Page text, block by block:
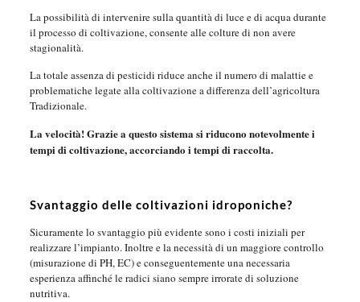
La possibilità di intervenire sulla quantità di luce e di acqua durante
il processo di coltivazione, consente alle colture di non avere
stagionalità.
La totale assenza di pesticidi riduce anche il numero di malattie e
problematiche legate alla coltivazione a differenza dell’agricoltura
Tradizionale.
La velocità! Grazie a questo sistema si riducono notevolmente i
tempi di coltivazione, accorciando i tempi di raccolta.
Svantaggio delle coltivazioni idroponiche?
Sicuramente lo svantaggio più evidente sono i costi iniziali per
realizzare l’impianto. Inoltre e la necessità di un maggiore controllo
(misurazione di PH, EC) e conseguentemente una necessaria
esperienza affinché le radici siano sempre irrorate di soluzione
nutritiva.